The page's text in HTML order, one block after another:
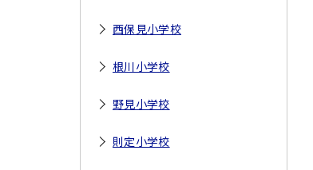
西保見小学校
根川小学校
野見小学校
則定小学校